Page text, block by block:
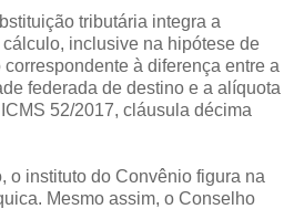
tributária integra a
inclusive na hipótese de
à diferença entre a
federada de destino e a alíquota
52/2017, cláusula décima
o instituto do Convênio figura na
Mesmo assim, o Conselho